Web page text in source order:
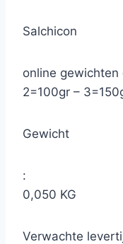
Salchicon
online gewichten
2=100gr –
Gewicht
:
0,050 KG
Verwachte